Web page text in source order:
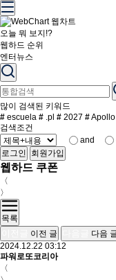
오늘 뭐 보지!?
웹하드 순위
엔터뉴스
많이 검색된 키워드
# escuela # .pl # 2027 #Apollo
검색조건
and
로그인
회원가입
웹하드 쿠폰
〈
〉
목록
이전 글
다음
2024.12.22 03:12
파워로또코리아
〈